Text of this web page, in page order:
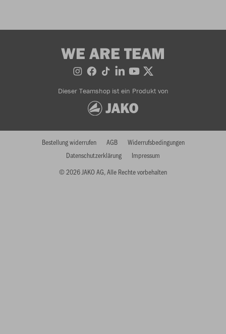
WE ARE TEAM
Dieser Teamshop ist ein Produkt von
© 2026 JAKO AG, Alle Rechte vorbehalten
Bestellung widerrufen AGB
Widerrufsbedingungen
Datenschutzerklärung
Impressum